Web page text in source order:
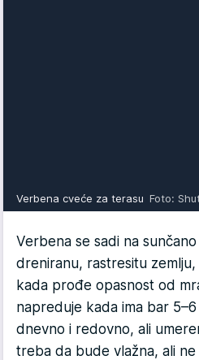
Verbena cveće za terasu Foto:
Verbena se sadi na
dreniranu, rastresitu
kada prođe opasnost od
napreduje kada ima bar
dnevno i redovno, ali
treba da bude vlažna, ali